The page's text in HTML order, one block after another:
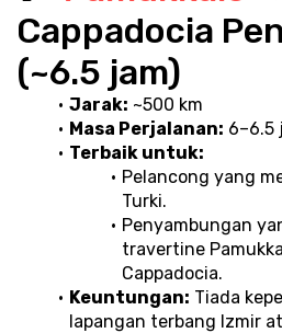
Cappadocia
(~6.5 jam)
Jarak: ~500 km
Masa Perjalanan: 6–6.5
Terbaik untuk:
Pelancong yang
Turki.
Penyambungan
travertine
Cappadocia.
Keuntungan: Tiada
lapangan terbang Izmir